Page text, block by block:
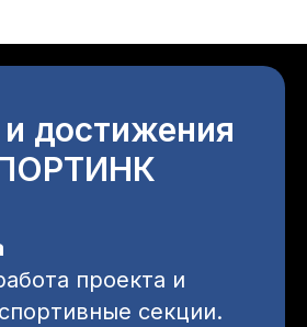
достижения
проекта и
секции.